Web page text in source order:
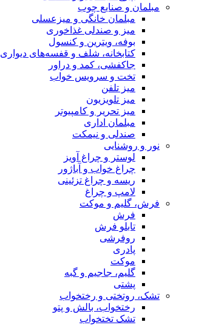
مبلمان و صنایع چوب
مبلمان خانگی و میزعسلی
میز و صندلی غذاخوری
بوفه، ویترین و کنسول
کتابخانه، شلف و قفسه‌های دیواری
جاکفشی، کمد و دراور
تخت و سرویس خواب
میز تلفن
میز تلویزیون
میز تحریر و کامپیوتر
مبلمان اداری
صندلی و نیمکت
نور و روشنایی
لوستر و چراغ آویز
چراغ خواب و آباژور
ریسه و چراغ تزئینی
لامپ و چراغ
فرش، گلیم و موکت
فرش
تابلو فرش
روفرشی
پادری
موکت
گلیم، جاجیم و گبه
پشتی
تشک، روتختی و رختخواب
رختخواب، بالش و پتو
تشک تختخواب